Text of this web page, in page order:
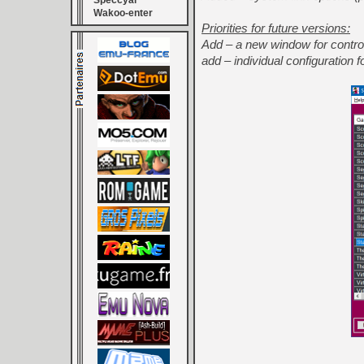
Wakoo-enter
Priorities for future versions:
Add – a new window for
add – individual configuration